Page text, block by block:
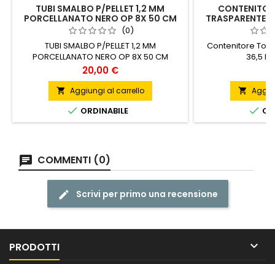
TUBI SMALBO P/PELLET 1,2 MM
PORCELLANATO NERO OP 8X 50 CM
(0)
TUBI SMALBO P/PELLET 1,2 MM
PORCELLANATO NERO OP 8X 50 CM
Prezzo
20,00 €
 Aggiungi al carrello
 ORDINABILE
TRASPARENTE
Contenitore
36,5 H


COMMENTI (0)
Scrivi per primo una recensione
PRODOTTI 